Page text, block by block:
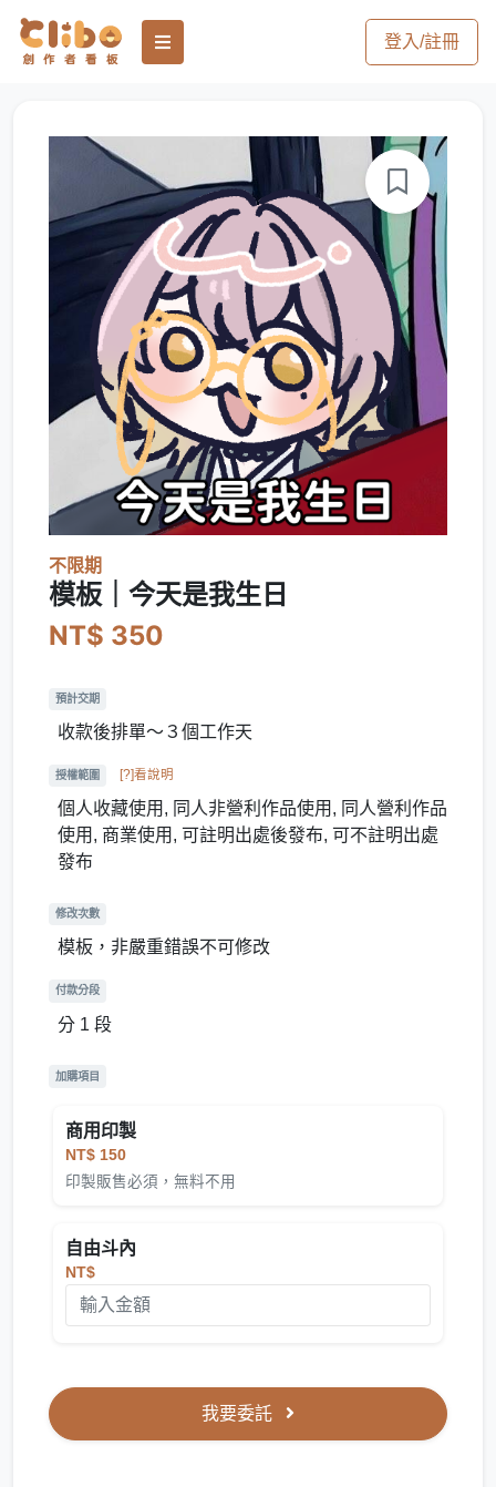
登入/註冊
不限期
模板｜今天是我生日
NT$ 350
預計交期
收款後排單～３個工作天
授權範圍 [?]看說明
個人收藏使用, 同人非營利作品使用, 同人營利作品
使用, 商業使用, 可註明出處後發布, 可不註明出處
發布
修改次數
模板，非嚴重錯誤不可修改
付款分段
分 1 段
加購項目
商用印製
NT$ 150
印製販售必須，無料不用
自由斗內
NT$
我要委託